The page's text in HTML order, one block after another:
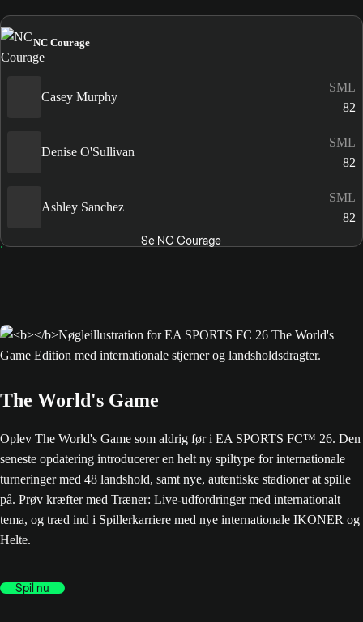
NC Courage
Casey Murphy
SML
82
Denise O'Sullivan
SML
82
Ashley Sanchez
SML
82
Se NC Courage
The World's Game
Oplev The World's Game som aldrig før i EA SPORTS FC™ 26. Den
seneste opdatering introducerer en helt ny spiltype for internationale
turneringer med 48 landshold, samt nye, autentiske stadioner at spille
på. Prøv kræfter med Træner: Live-udfordringer med internationalt
tema, og træd ind i Spillerkarriere med nye internationale IKONER og
Helte.
Spil nu